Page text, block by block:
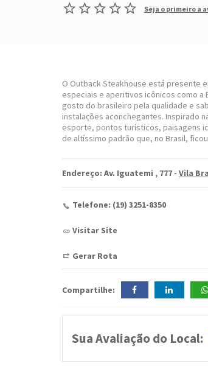
Seja o primeiro a
O Outback Steakhouse está presente
especiais e aperitivos icônicos como a
gosto do brasileiro pela qualidade e
instalações aconchegantes. Inspirado
esporte, pontos turísticos, paisagens
de altíssimo padrão que, no Brasil,
Endereço: Av. Iguatemi , 777 - Vila
Telefone: (19) 3251-8350
Visitar Site
Gerar Rota
Compartilhe:
Sua Avaliação do Local: